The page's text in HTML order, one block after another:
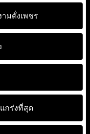
มดั่งเพชร
กร่งที่สุด